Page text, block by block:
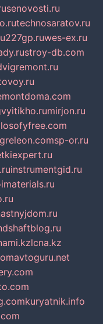
senovosti.ru
technosaratov.ru
227gp.ruwes-ex.ru
stroy-db.com
vyitikho.rumirjon.ru
greleon.comsp-or.ru
instrumentgid.ru
lcna.kz
avtoguru.net
kuryatnik.info